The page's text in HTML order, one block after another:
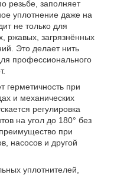
резьбе, заполняет
уплотнение даже на
не только для
ржавых, загрязнённых
Это делает нить
профессионального
герметичность при
и механических
регулировка
на угол до 180° без
при
насосов и другой
уплотнителей,